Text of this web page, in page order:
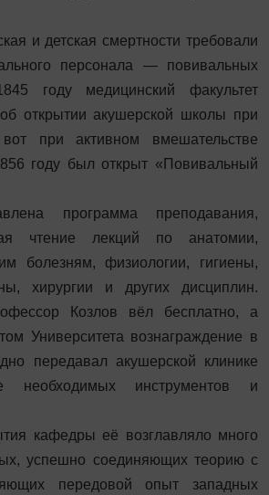
и детская смертности требовали
персонала — повивальных
году медицинский факультет
открытии акушерской школы при
при активном вмешательстве
году был открыт «Повивальный
программа преподавания,
чтение лекций по анатомии,
болезням, физиологии, гигиены,
хирургии и других дисциплин.
Козлов вёл бесплатно, а
Университета вознаграждение в
передавал акушерской клинике
необходимых инструментов и
кафедры её возглавляло много
успешно соединяющих теорию с
передовой опыт западных